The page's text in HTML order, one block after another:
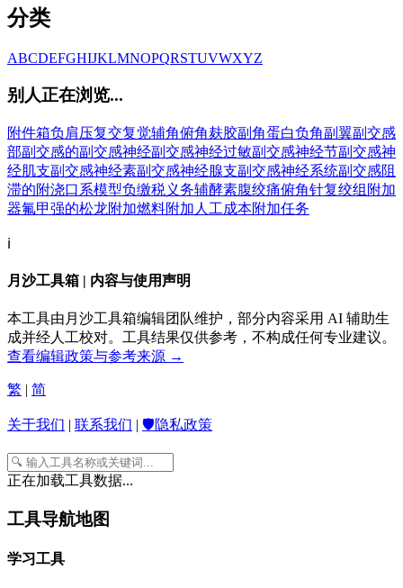
分类
ABCDEFGHIJKLMNOPQRSTUVWXYZ
别人正在浏览...
附件箱负肩压复交复觉辅角俯角麸胶副角蛋白负角副翼副交感
部副交感的副交感神经副交感神经过敏副交感神经节副交感神
经肌支副交感神经素副交感神经腺支副交感神经系统副交感阻
滞的附浇口系模型负缴税义务辅酵素腹绞痛俯角针复绞组 附加
器氟甲强的松龙附加燃料附加人工成本附加任务
ℹ️
月沙工具箱 | 内容与使用声明
本工具由月沙工具箱编辑团队维护，部分内容采用 AI 辅助生
成并经人工校对。工具结果仅供参考，不构成任何专业建议。
查看编辑政策与参考来源 →
繁 | 简
关于我们 | 联系我们 | 🛡️隐私政策
正在加载工具数据...
工具导航地图
学习工具